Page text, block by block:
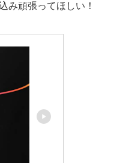
み頑張ってほしい！